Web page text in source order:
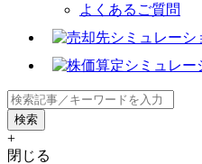
よくあるご質問
+
閉じる